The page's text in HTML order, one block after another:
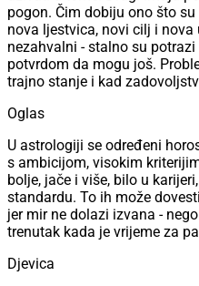
pogon. Čim dobiju ono što
nova ljestvica, novi cilj i
nezahvalni - stalno su
potvrdom da mogu još.
trajno stanje i kad
Oglas
U astrologiji se određeni
s ambicijom, visokim
bolje, jače i više, bilo u
standardu. To ih može
jer mir ne dolazi izvana -
trenutak kada je vrijeme za
Djevica